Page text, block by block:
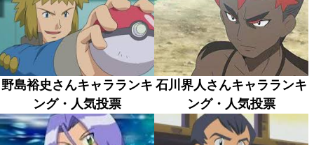
野島裕史さんキャラランキ
ング・人気投票
石川界人さんキャラランキ
ング・人気投票